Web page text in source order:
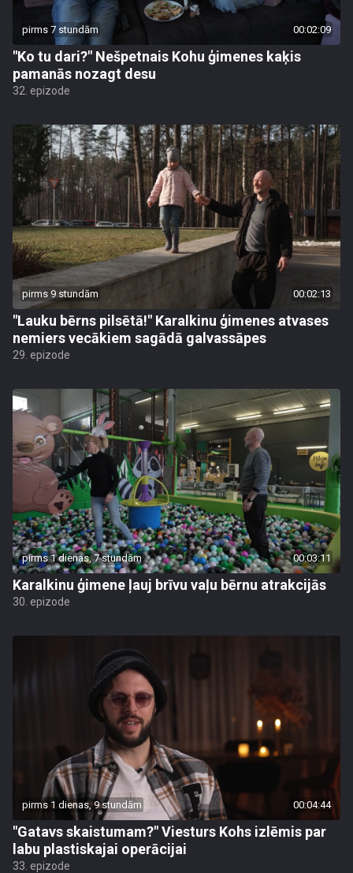
pirms 7 stundām 00:02:09
"Ko tu dari?" Nešpetnais Kohu ģimenes kaķis
pamanās nozagt desu
32. epizode
pirms 9 stundām 00:02:13
"Lauku bērns pilsētā!" Karalkinu ģimenes atvases
nemiers vecākiem sagādā galvassāpes
29. epizode
pirms 1 dienas, 7 stundām 00:03:11
Karalkinu ģimene ļauj brīvu vaļu bērnu atrakcijās
30. epizode
pirms 1 dienas, 9 stundām 00:04:44
"Gatavs skaistumam?" Viesturs Kohs izlēmis par
labu plastiskajai operācijai
33. epizode